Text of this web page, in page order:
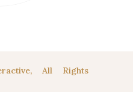
All Rights